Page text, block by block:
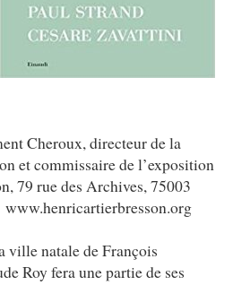
Cheroux, directeur de la
et commissaire de l’exposition
79 rue des Archives, 75003
ville natale de François
Roy fera une partie de ses